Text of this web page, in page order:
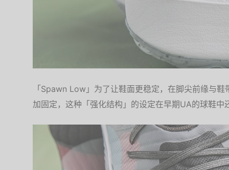
「Spawn Low」为了让鞋面更稳定，在脚尖前缘与
加固定，这种「强化结构」的设定在早期UA的球鞋中